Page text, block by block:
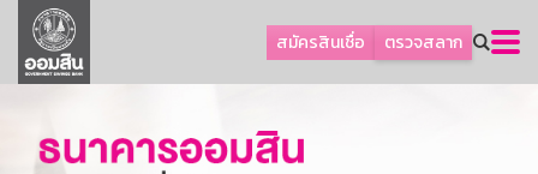
สมัครสินเชื่อ ตรวจสลาก
ลูกค้าธุรกิจ
ลูกค้าผู้ประกอบรายย่อย
ออมเพื่อสุข